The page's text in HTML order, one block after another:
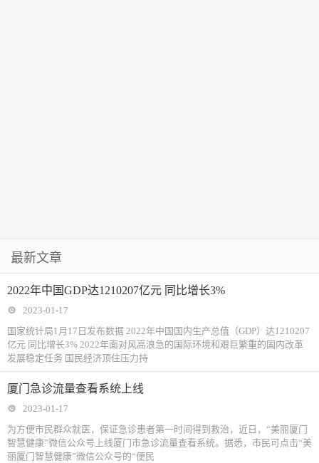
最新文章
2022年中国GDP达1210207亿元 同比增长3%
2023-01-17
国家统计局1月17日发布数据 2022年中国国内生产总值（GDP）达1210207
亿元 同比增长3% 2022年面对风高浪急的国际环境和艰巨繁重的国内改革
发展稳定任务 国民经济顶住压力持
厦门急诊流量查看系统上线
2023-01-17
为方便市民群众就医，保证急诊患者第一时间得到救治，近日，“美丽厦门
智慧健康”微信公众号上线厦门市急诊流量查看系统。据悉，市民可点击“美
丽厦门智慧健康”微信公众号的“便民